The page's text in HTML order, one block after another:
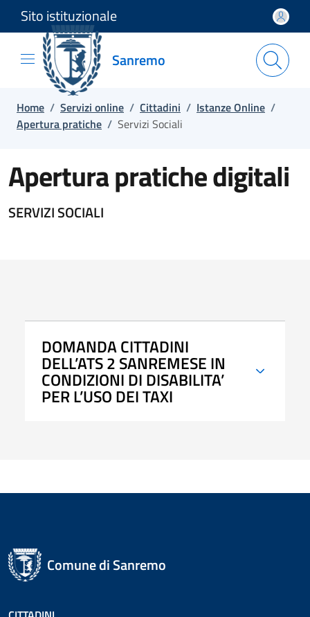
Salta e vai al contenuto
Salta e vai al footer
Sito istituzionale
Sanremo
Home / Servizi online / Cittadini / Istanze Online /
Apertura pratiche / Servizi Sociali
Apertura pratiche digitali
SERVIZI SOCIALI
DOMANDA CITTADINI
DELL’ATS 2 SANREMESE IN
CONDIZIONI DI DISABILITA’
PER L’USO DEI TAXI
Comune di Sanremo